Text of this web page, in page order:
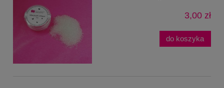
3,00 zł
do koszyka